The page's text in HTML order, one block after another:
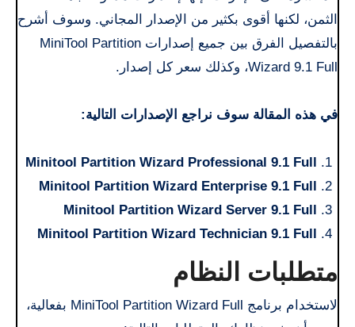
الثمن، لكنها أقوى بكثير من الإصدار المجاني. وسوف أشرح
بالتفصيل الفرق بين جميع إصدارات MiniTool Partition
Wizard 9.1 Full، وكذلك سعر كل إصدار.
في هذه المقالة سوف نراجع الإصدارات التالية:
Minitool Partition Wizard Professional 9.1 Full
Minitool Partition Wizard Enterprise 9.1 Full
Minitool Partition Wizard Server 9.1 Full
Minitool Partition Wizard Technician 9.1 Full
متطلبات النظام
لاستخدام برنامج MiniTool Partition Wizard Full بفعالية،